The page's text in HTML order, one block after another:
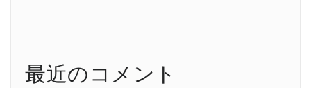
最近のコメント